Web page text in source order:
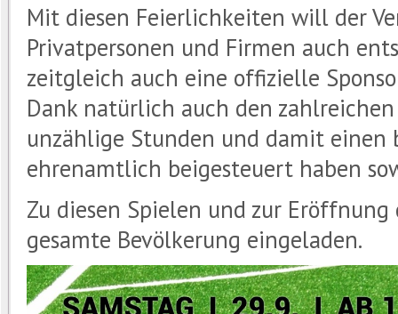
Mit diesen Feierlichkeiten will der
Privatpersonen und Firmen auch
zeitgleich auch eine offizielle
Dank natürlich auch den
unzählige Stunden und damit
ehrenamtlich beigesteuert haben
Zu diesen Spielen und zur
gesamte Bevölkerung eingeladen.